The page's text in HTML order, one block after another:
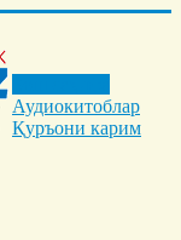
Аудиокитоблар
Қуръони карим